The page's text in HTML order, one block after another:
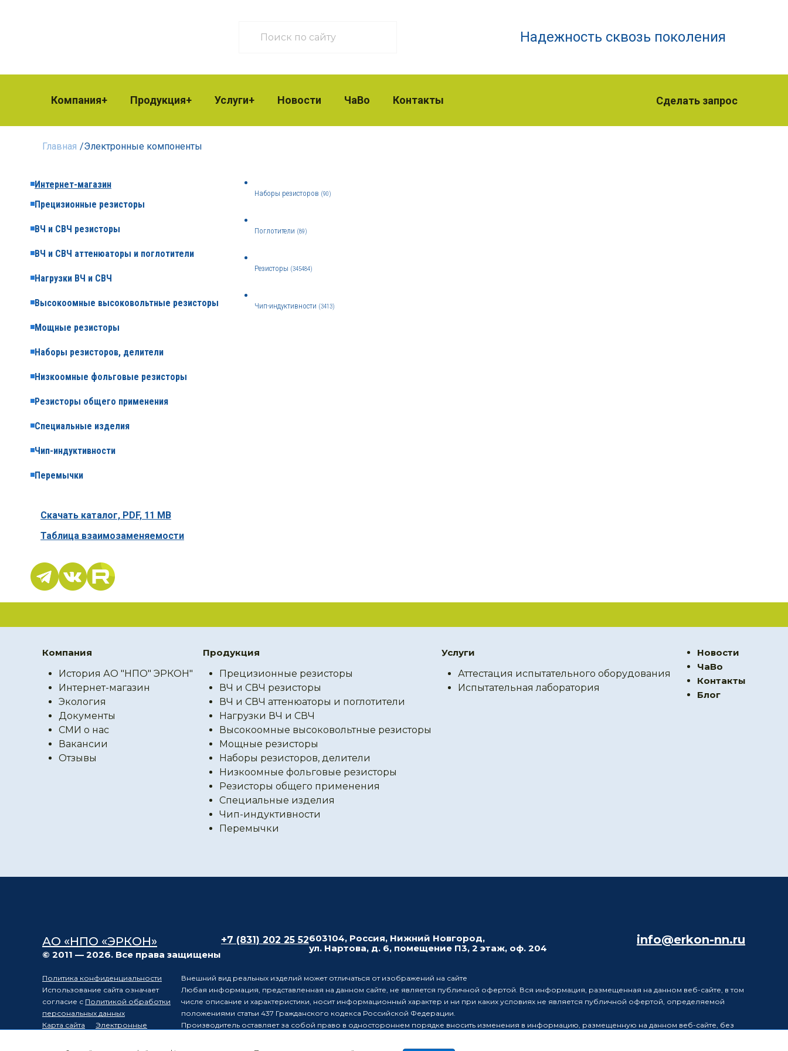
Надежность сквозь поколения
Компания Продукция Услуги Новости ЧаВо Контакты Сделать запрос
Главная /Электронные компоненты
Интернет-магазин
Прецизионные резисторы
ВЧ и СВЧ резисторы
ВЧ и СВЧ аттенюаторы и поглотители
Нагрузки ВЧ и СВЧ
Высокоомные высоковольтные резисторы
Мощные резисторы
Наборы резисторов, делители
Низкоомные фольговые резисторы
Резисторы общего применения
Специальные изделия
Чип-индуктивности
Перемычки
Скачать каталог, PDF, 11 MB
Таблица взаимозаменяемости
Наборы резисторов (90)
Поглотители (89)
Резисторы (345484)
Чип-индуктивности (3413)
Компания
История АО "НПО" ЭРКОН"
Интернет-магазин
Экология
Документы
СМИ о нас
Вакансии
Отзывы
Продукция
Прецизионные резисторы
ВЧ и СВЧ резисторы
ВЧ и СВЧ аттенюаторы и поглотители
Нагрузки ВЧ и СВЧ
Высокоомные высоковольтные резисторы
Мощные резисторы
Наборы резисторов, делители
Низкоомные фольговые резисторы
Резисторы общего применения
Специальные изделия
Чип-индуктивности
Перемычки
Услуги
Аттестация испытательного оборудования
Испытательная лаборатория
Новости
ЧаВо
Контакты
Блог
АО «НПО «ЭРКОН»
© 2011 — 2026. Все права защищены
+7 (831) 202 25 52603104, Россия, Нижний Новгород,
ул. Нартова, д. 6, помещение П3, 2 этаж, оф. 204
info@erkon-nn.ru
Политика конфиденциальности
Использование сайта означает
согласие с Политикой обработки
персональных данных
Карта сайта
Электронные
Внешний вид реальных изделий может отличаться от изображений на сайте
Любая информация, представленная на данном сайте, не является публичной офертой. Вся информация, размещенная на данном веб-сайте, в том
числе описание и характеристики, носит информационный характер и ни при каких условиях не является публичной офертой, определяемой
положениями статьи 437 Гражданского кодекса Российской Федерации.
Производитель оставляет за собой право в одностороннем порядке вносить изменения в информацию, размещенную на данном веб-сайте, без